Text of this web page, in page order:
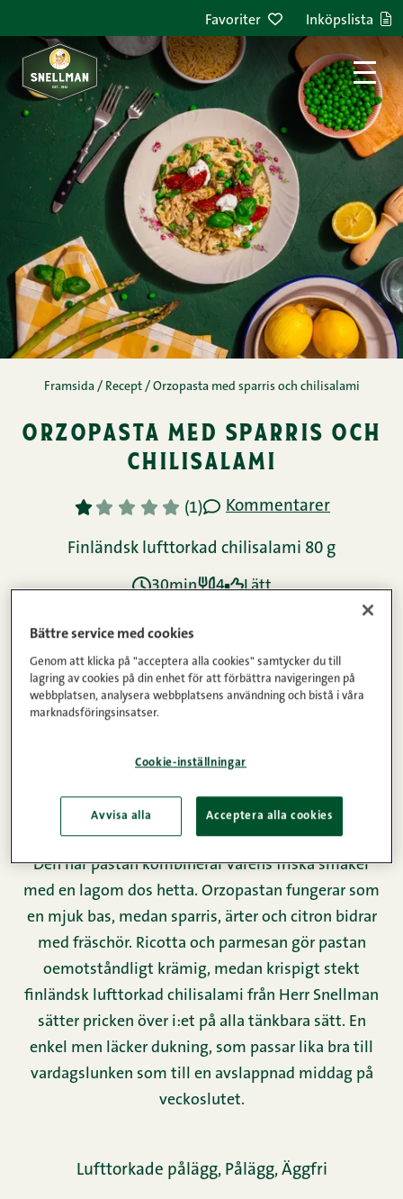
Favoriter Inköpslista
Framsida / Recept / Orzopasta med sparris och chilisalami
orzopasta med sparris och
chilisalami
1 2 3 4 5 (1) Kommentarer
Finländsk lufttorkad chilisalami 80 g
30min 4 Lätt
Ingredienser
Instruktioner
Näringsinnehåll
Den här pastan kombinerar vårens friska smaker
med en lagom dos hetta. Orzopastan fungerar som
en mjuk bas, medan sparris, ärter och citron bidrar
med fräschör. Ricotta och parmesan gör pastan
oemotståndligt krämig, medan krispigt stekt
finländsk lufttorkad chilisalami från Herr Snellman
sätter pricken över i:et på alla tänkbara sätt. En
enkel men läcker dukning, som passar lika bra till
vardagslunken som till en avslappnad middag på
veckoslutet.
Lufttorkade pålägg, Pålägg, Äggfri
Bättre service med cookies
Genom att klicka på "acceptera alla cookies" samtycker du till
lagring av cookies på din enhet för att förbättra navigeringen på
webbplatsen, analysera webbplatsens användning och bistå i våra
marknadsföringsinsatser.
Cookie-inställningar
Avvisa alla Acceptera alla cookies